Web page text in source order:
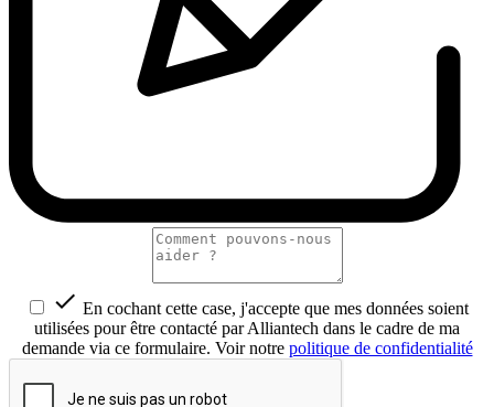
 En cochant cette case, j'accepte que mes données soient
utilisées pour être contacté par Alliantech dans le cadre de ma
demande via ce formulaire. Voir notre politique de confidentialité